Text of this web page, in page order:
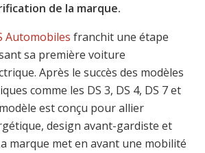
de la marque.
Automobiles franchit une étape
sa première voiture
Après le succès des modèles
comme les DS 3, DS 4, DS 7 et
est conçu pour allier
design avant-gardiste et
marque met en avant une mobilité